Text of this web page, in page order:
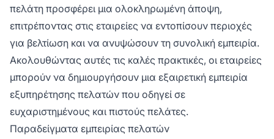
πελάτη προσφέρει μια ολοκληρωμένη άποψη,
επιτρέποντας στις εταιρείες να εντοπίσουν περιοχές
για βελτίωση και να ανυψώσουν τη συνολική εμπειρία.
Ακολουθώντας αυτές τις καλές πρακτικές, οι εταιρείες
μπορούν να δημιουργήσουν μια εξαιρετική εμπειρία
εξυπηρέτησης πελατών που οδηγεί σε
ευχαριστημένους και πιστούς πελάτες.
Παραδείγματα εμπειρίας πελατών